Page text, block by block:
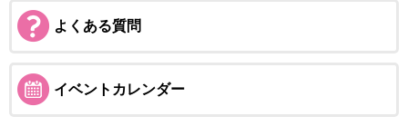
よくある質問
イベントカレンダー